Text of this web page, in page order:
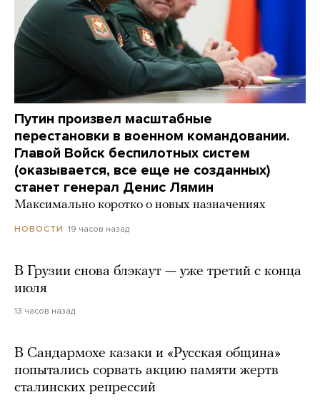
Путин произвел масштабные
перестановки в военном командовании.
Главой Войск беспилотных систем
(оказывается, все еще не созданных)
станет генерал Денис Лямин
Максимально коротко о новых назначениях
НОВОСТИ 19 часов назад
В Грузии снова блэкаут — уже третий с конца
июля
13 часов назад
В Сандармохе казаки и «Русская община»
попытались сорвать акцию памяти жертв
сталинских репрессий